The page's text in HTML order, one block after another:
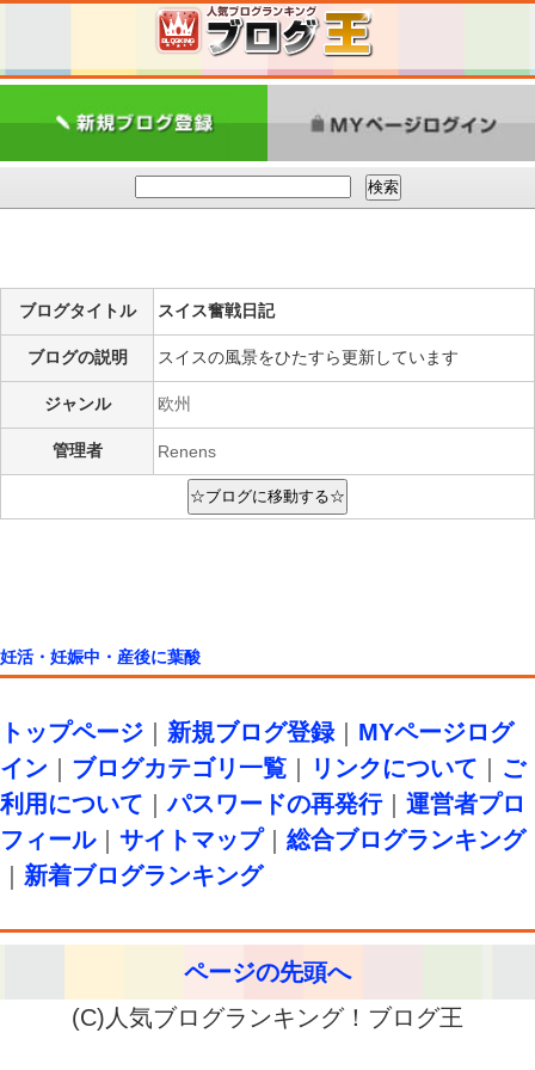
ブログタイトル スイス奮戦日記
ブログの説明 スイスの風景をひたすら更新しています
ジャンル 欧州
管理者 Renens
妊活・妊娠中・産後に葉酸
トップページ 新規ブログ登録｜ MYページログ
イン
ブログカテゴリ一覧 リンクについて
ご
利用について ｜パスワードの再発行｜ 運営者プロ
フィール｜ サイトマップ｜ 総合ブログランキング
新着ブログランキング
ページの先頭へ
(C)人気ブログランキング！ブログ王